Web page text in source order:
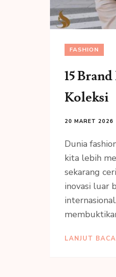
FASHION
15
Koleksi
20 MARET 2026
Dunia
kita lebih
sekarang
inovasi luar
LANJUT BACA